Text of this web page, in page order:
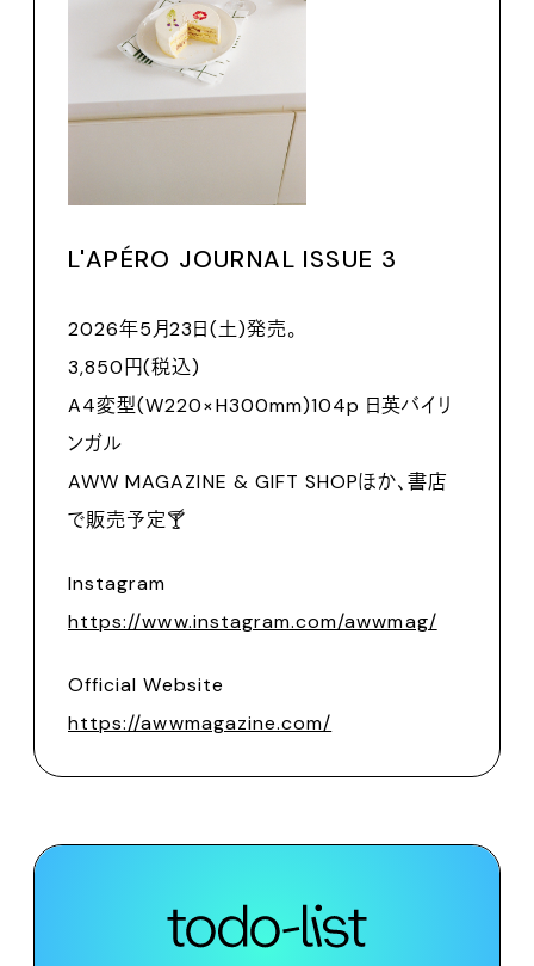
L'APÉRO JOURNAL ISSUE 3
2026年5月23日(土)発売。
3,850円(税込)
A4変型(W220×H300mm)104p 日英バイリ
ンガル
AWW MAGAZINE & GIFT SHOPほか、書店
で販売予定🍸
Instagram
https://www.instagram.com/awwmag/
Official Website
https://awwmagazine.com/